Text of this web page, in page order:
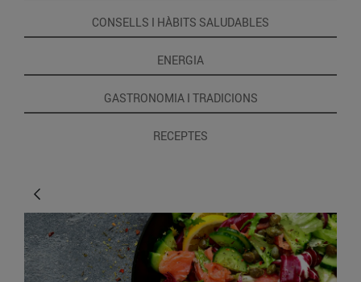
CONSELLS I HÀBITS SALUDABLES
ENERGIA
GASTRONOMIA I TRADICIONS
RECEPTES